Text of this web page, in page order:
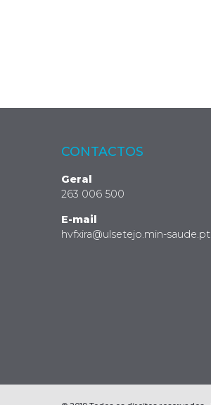
CONTACTOS
Geral
263 006 500
E-mail
hvfxira@ulsetejo.min-saude.pt